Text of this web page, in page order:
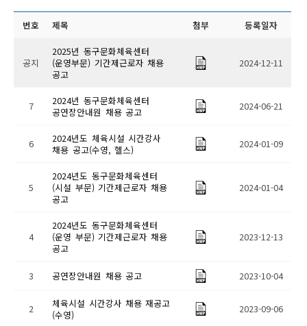
번호 제목 첨부 등록일자
공지
2025년 동구문화체육센터
(운영부문) 기간제근로자 채용
공고
2024-12-11
7
2024년 동구문화체육센터
공연장안내원 채용 공고
2024-06-21
6
2024년도 체육시설 시간강사
채용 공고(수영, 헬스)
2024-01-09
5
2024년도 동구문화체육센터
(시설 부문) 기간제근로자 채용
공고
2024-01-04
4
2024년도 동구문화체육센터
(운영 부문) 기간제근로자 채용
공고
2023-12-13
3 공연장안내원 채용 공고 2023-10-04
2
체육시설 시간강사 채용 재공고
(수영)
2023-09-06